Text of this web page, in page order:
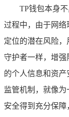
TP钱包本身
过程中，由于网
定位的潜在风险
守护者一样，增
的个人信息和资
监管机制，就像
安全得到充分保